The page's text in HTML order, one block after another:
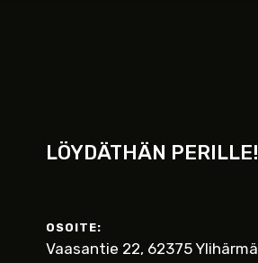
LÖYDÄTHÄN PERILLE!
OSOITE:
Vaasantie 22, 62375 Ylihärmä